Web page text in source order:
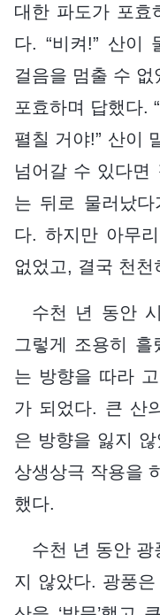
대한 파도가 포효
다. “비켜!” 산이
걸음을 멈출 수
포효하며 답했다.
펼칠 거야!” 산이
넘어갈 수 있다면
는 뒤로 물러났
다. 하지만 아무
없었고, 결국 천
수천 년 동안
그렇게 조용히
는 방향을 따라
가 되었다. 큰 산
은 방향을 잃지
상생상극 작용을
했다.
수천 년 동안 광
지 않았다. 광풍